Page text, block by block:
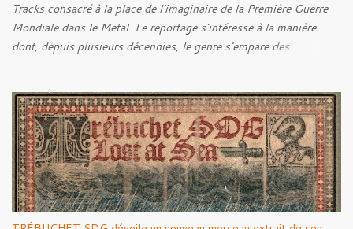
Tracks consacré à la place de l'imaginaire de la Première Guerre
Mondiale dans le Metal. Le reportage s'intéresse à la manière
dont, depuis plusieurs décennies, le genre s'empare des
cette réflexion, Tracks est allé à la rencontre de Noise (
Kanonenfieber ) et de Dmytro Kumar ( 1914 ), qui reviennent sur
leur intérêt pour la Première Guerre mondiale. Le documentaire
donne également la parole au producteur Kristian "Kohle"
Kohlmannslehner, collaborateur de 1914 , ainsi qu'à l'historien
Ralf Raths, directeur du Musée allemand des blindés de Munster,
afin d'interroger plus largement la place des images de guerre